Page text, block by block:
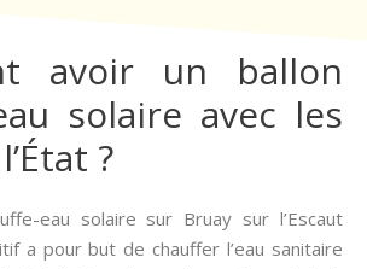
avoir un ballon
solaire avec les
?
eau solaire sur Bruay sur l’Escaut
a pour but de chauffer l’eau sanitaire